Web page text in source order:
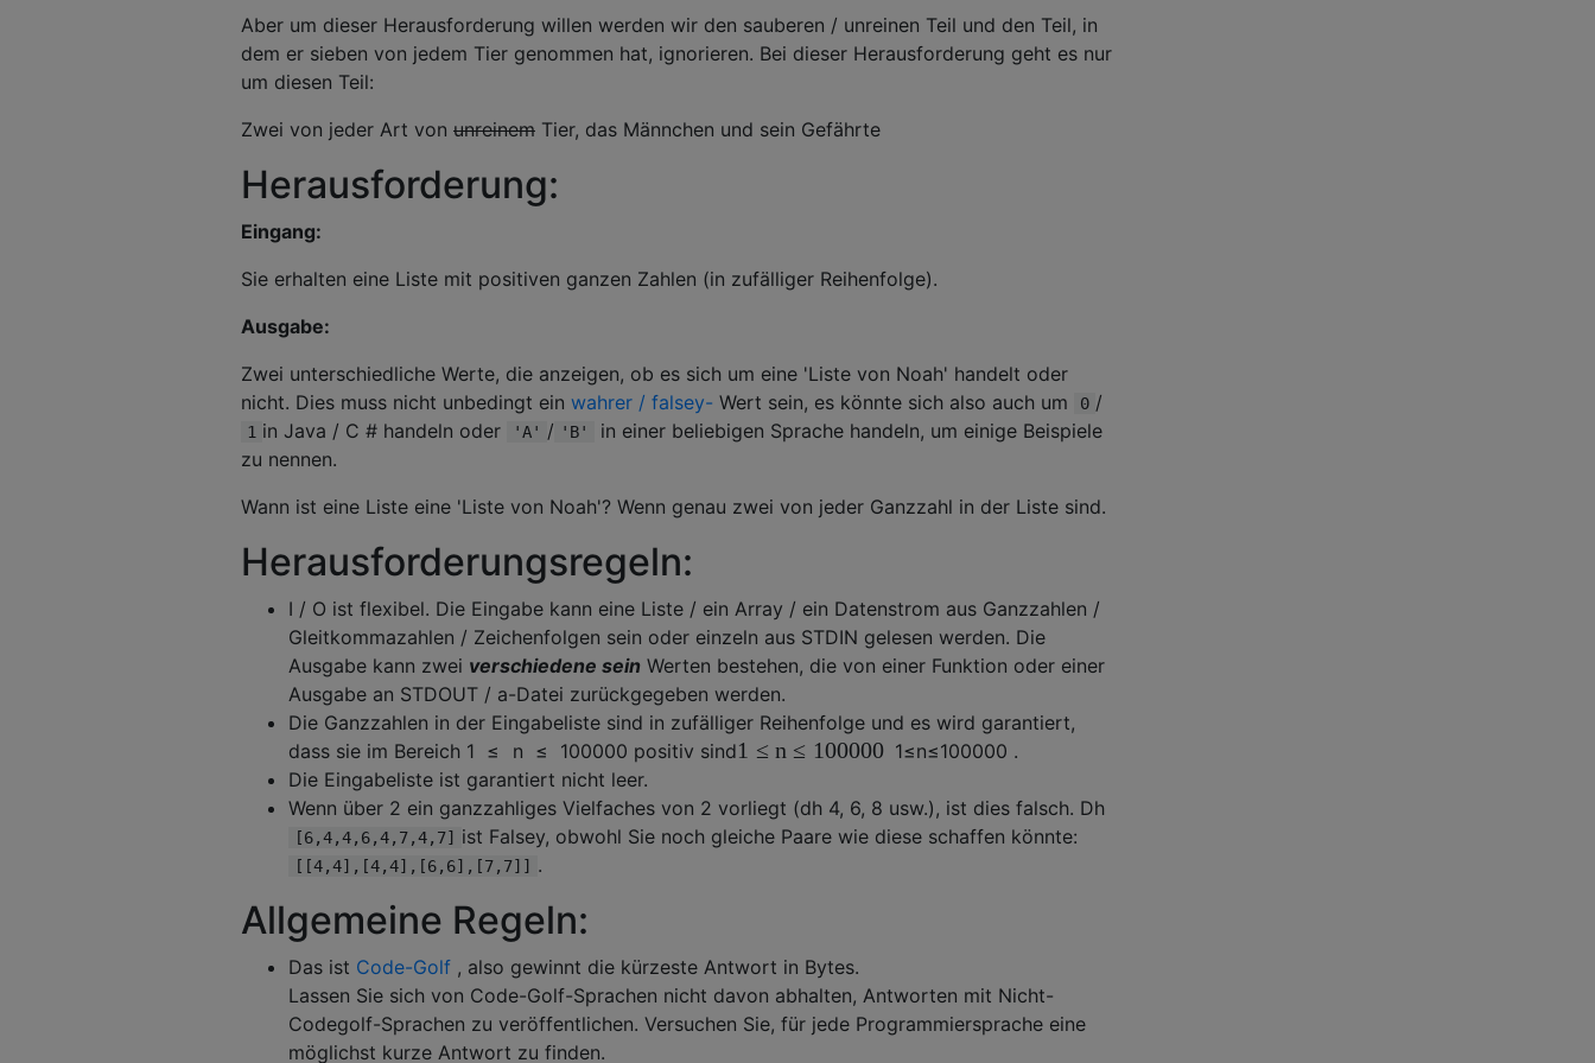
Aber um dieser Herausforderung willen werden wir den sauberen / unreinen Teil und den Teil, in
dem er sieben von jedem Tier genommen hat, ignorieren. Bei dieser Herausforderung geht es nur
um diesen Teil:
Zwei von jeder Art von unreinem Tier, das Männchen und sein Gefährte
Herausforderung:
Eingang:
Sie erhalten eine Liste mit positiven ganzen Zahlen (in zufälliger Reihenfolge).
Ausgabe:
Zwei unterschiedliche Werte, die anzeigen, ob es sich um eine 'Liste von Noah' handelt oder
nicht. Dies muss nicht unbedingt ein wahrer / falsey- Wert sein, es könnte sich also auch um 0 /
1 in Java / C # handeln oder 'A' / 'B'
in einer beliebigen Sprache handeln, um einige Beispiele
zu nennen.
Wann ist eine Liste eine 'Liste von Noah'? Wenn genau zwei von jeder Ganzzahl in der Liste sind.
Herausforderungsregeln:
I / O ist flexibel. Die Eingabe kann eine Liste / ein Array / ein Datenstrom aus Ganzzahlen /
Gleitkommazahlen / Zeichenfolgen sein oder einzeln aus STDIN gelesen werden. Die
Ausgabe kann zwei verschiedene sein Werten bestehen, die von einer Funktion oder einer
Ausgabe an STDOUT / a-Datei zurückgegeben werden.
Die Ganzzahlen in der Eingabeliste sind in zufälliger Reihenfolge und es wird garantiert,
dass sie im Bereich 1 ≤ n ≤ 100000 positiv sind1 ≤ n ≤ 100000 1≤n≤100000 .
Die Eingabeliste ist garantiert nicht leer.
Wenn über 2 ein ganzzahliges Vielfaches von 2 vorliegt (dh 4, 6, 8 usw.), ist dies falsch. Dh
[6,4,4,6,4,7,4,7] ist Falsey, obwohl Sie noch gleiche Paare wie diese schaffen könnte:
[[4,4],[4,4],[6,6],[7,7]] .
Allgemeine Regeln:
Das ist Code-Golf , also gewinnt die kürzeste Antwort in Bytes.
Lassen Sie sich von Code-Golf-Sprachen nicht davon abhalten, Antworten mit Nicht-
Codegolf-Sprachen zu veröffentlichen. Versuchen Sie, für jede Programmiersprache eine
möglichst kurze Antwort zu finden.